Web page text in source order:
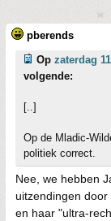
pberends
Op zaterdag
volgende:
[..]
Op de Mladic-
politiek correct.
Nee, we hebben
uitzendingen
en haar "ultra-